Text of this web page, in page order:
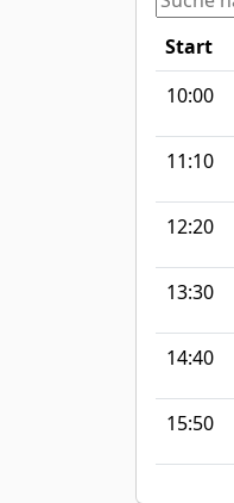
Start
10:00
11:10
12:20
13:30
14:40
15:50